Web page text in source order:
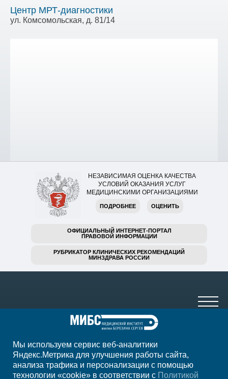
Центр МРТ-диагностики
ул. Комсомольская, д. 81/14
НЕЗАВИСИМАЯ ОЦЕНКА КАЧЕСТВА
УСЛОВИЙ ОКАЗАНИЯ УСЛУГ
МЕДИЦИНСКИМИ ОРГАНИЗАЦИЯМИ
ПОДРОБНЕЕ ОЦЕНИТЬ
ОФИЦИАЛЬНЫЙ ИНТЕРНЕТ-ПОРТАЛ
ПРАВОВОЙ ИНФОРМАЦИИ
РУБРИКАТОР КЛИНИЧЕСКИХ РЕКОМЕНДАЦИЙ
МИНЗДРАВА РОССИИ
+7 920 555-47-07
ежедн. 7.00-23.00
Мы используем сервис веб-аналитики
Яндекс.Метрика для улучшения работы сайта,
анализа трафика и персонализации с помощью
технологии «cookie» в соответствии с Политикой